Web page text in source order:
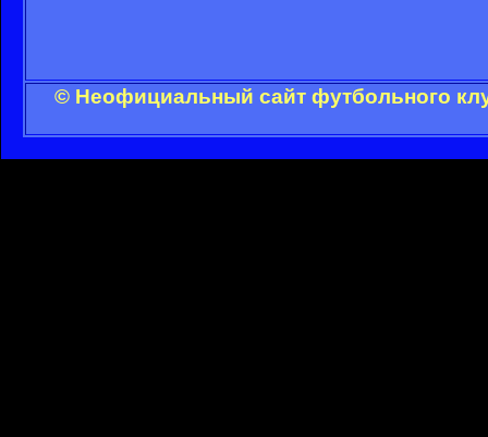
© Неофициальный сайт футбольного